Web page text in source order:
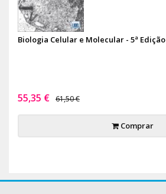
Biologia Celular e Molecular - 5ª Edição
55,35 € 61,50 €
Comprar